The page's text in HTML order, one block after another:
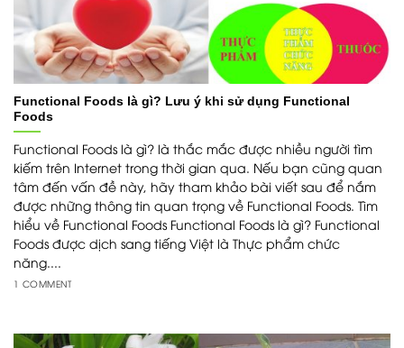
Functional Foods là gì? Lưu ý khi sử dụng Functional
Foods
Functional Foods là gì? là thắc mắc được nhiều người tìm
kiếm trên Internet trong thời gian qua. Nếu bạn cũng quan
tâm đến vấn đề này, hãy tham khảo bài viết sau để nắm
được những thông tin quan trọng về Functional Foods. Tìm
hiểu về Functional Foods Functional Foods là gì? Functional
Foods được dịch sang tiếng Việt là Thực phẩm chức
năng....
1 COMMENT